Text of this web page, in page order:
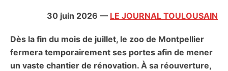
30 juin 2026 — LE JOURNAL TOULOUSAIN
Dès la fin du mois de juillet, le zoo de Montpellier
fermera temporairement ses portes afin de mener
un vaste chantier de rénovation. À sa réouverture,